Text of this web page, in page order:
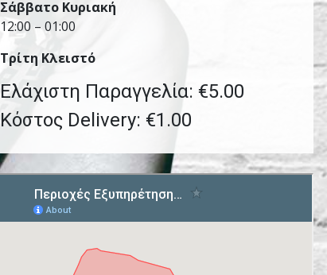
Σάββατο Κυριακή
12:00 – 01:00
Τρίτη Kλειστό
Ελάχιστη Παραγγελία: €5.00
Κόστος Delivery: €1.00